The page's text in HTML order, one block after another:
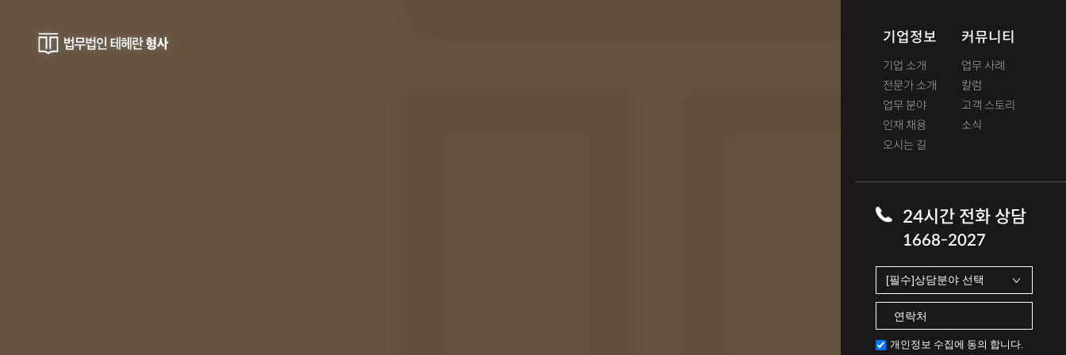
기업정보
기업 소개
전문가 소개
업무 분야
인재 채용
오시는 길
커뮤니티
업무 사례
칼럼
고객 스토리
소식
24시간 전화 상담
1668-2027
개인정보 수집에 동의 합니다.